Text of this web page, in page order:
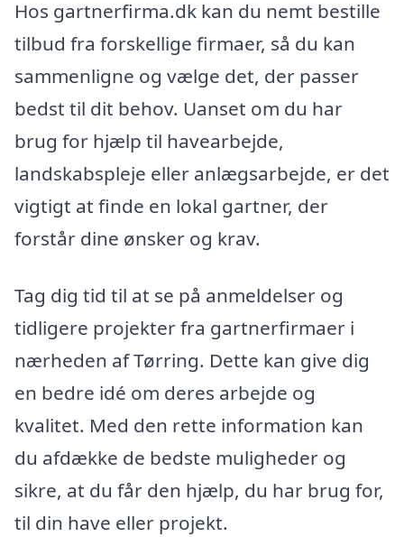
Hos gartnerfirma.dk kan du nemt bestille
tilbud fra forskellige firmaer, så du kan
sammenligne og vælge det, der passer
bedst til dit behov. Uanset om du har
brug for hjælp til havearbejde,
landskabspleje eller anlægsarbejde, er det
vigtigt at finde en lokal gartner, der
forstår dine ønsker og krav.
Tag dig tid til at se på anmeldelser og
tidligere projekter fra gartnerfirmaer i
nærheden af Tørring. Dette kan give dig
en bedre idé om deres arbejde og
kvalitet. Med den rette information kan
du afdække de bedste muligheder og
sikre, at du får den hjælp, du har brug for,
til din have eller projekt.